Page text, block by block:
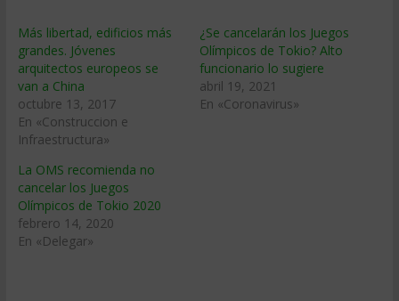
Más libertad, edificios más
grandes. Jóvenes
arquitectos europeos se
van a China
octubre 13, 2017
En «Construccion e
Infraestructura»
¿Se cancelarán los Juegos
Olímpicos de Tokio? Alto
funcionario lo sugiere
abril 19, 2021
En «Coronavirus»
La OMS recomienda no
cancelar los Juegos
Olímpicos de Tokio 2020
febrero 14, 2020
En «Delegar»